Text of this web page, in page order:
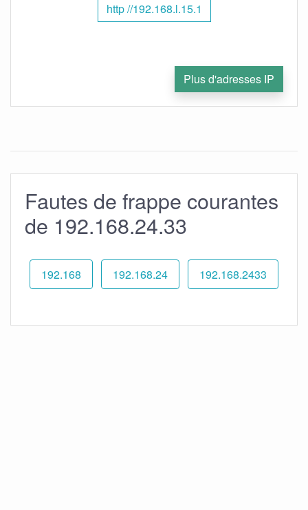
http //192.168.l.15.1
Plus d'adresses IP
Fautes de frappe courantes
de 192.168.24.33
192.168 192.168.24 192.168.2433